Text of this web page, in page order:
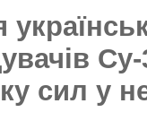
сил у